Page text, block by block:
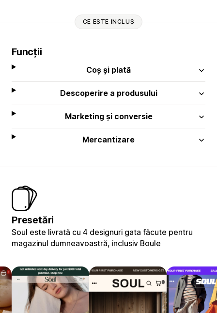
CE ESTE INCLUS
Funcții
Coș și plată
Descoperire a produsului
Marketing și conversie
Mercantizare
Presetări
Soul este livrată cu 4 designuri gata făcute pentru
magazinul dumneavoastră, inclusiv Boule